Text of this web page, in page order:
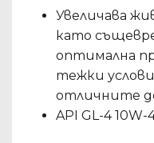
Увеличава
като
оптимална
тежки
отличните
API GL-4